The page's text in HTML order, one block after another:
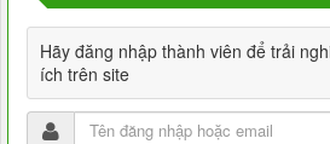
Hãy đăng nhập thành viên để trải
ích trên site